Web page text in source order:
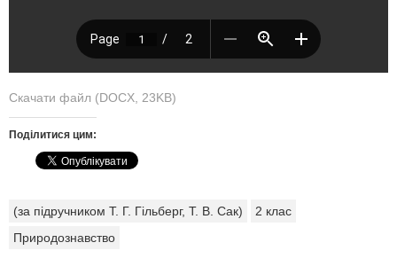
Скачати файл (DOCX, 23KB)
Поділитися цим:
(за підручником Т. Г. Гільберг, Т. В. Сак)
2 клас
Природознавство